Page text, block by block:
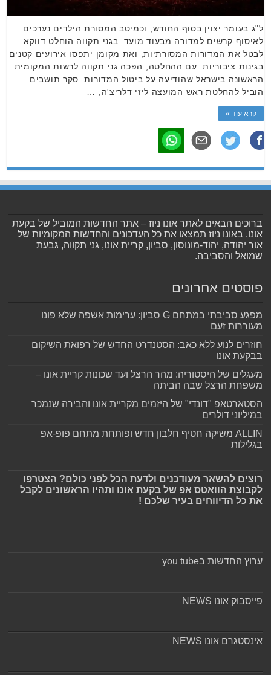
ל"ג בעומר יצוין בסוף החודש, וכמיטב המסורת הילדים נערכים
לאיסוף קרשים למדורה מבעוד מועד. בגני תקווה הוחלט דווקא
לבטל את המדורות המסורתיות, ואת מקומן יתפסו אירועים קטנים
בגינות ציבוריות. עם ההחלטה, הפכה גני תקווה לרשות המקומית
הראשונה בישראל שהודיעה על ביטול המדורות. סקר תושבים
הוביל להחלטת ראש המועצה ליזי דלריצ'ה, …
קרא עוד »
ברוכים הבאים לאתר אונו ניוז – אתר החדשות המוביל של בקעת
אונו. באונו ניוז תמצאו את כל העדכונים והחדשות המקומיות של
אור יהודה, יהוד-מונוסון, סביון, קריית אונו, גני תקווה, גבעת
שמואל והסביבה.
פוסטים אחרונים
מפגע סביבתי במתחם G סביון: ערימות אשפה שלא פונו
מעוררות זעם
חוזרים לנוע ללא כאב: הסטנדרט החדש של רפואת השיקום
בבקעת אונו
מעגלים של היסטוריה: מהר הרצל ועד שכונות קריית אונו –
משפחת הרצל שבה הביתה
הסטארטאפ "דונדי" של היזמים מקריית אונו והבירה שנמכר
במיליוני דולרים
ALLIN משיקה חטיף חלבון חדש ופותחת מתחם פופ-אפ
בגלילות
רוצים להשאר מעודכנים ולדעת הכל לפני כולם? הצטרפו
לקבוצת הוואטס אפ של בקעת אונו ותהיו הראשונים לקבל
את כל הדיווחים בעיר שלכם !
ערוץ החדשות בyou tube
פייסבוק אונו NEWS
אינסטגרם אונו NEWS